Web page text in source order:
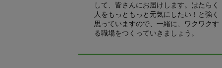
して、皆さんにお届けします。はたらく
人をもっともっと元気にしたい！と強く
思っていますので、一緒に、ワクワクす
る職場をつくっていきましょう。